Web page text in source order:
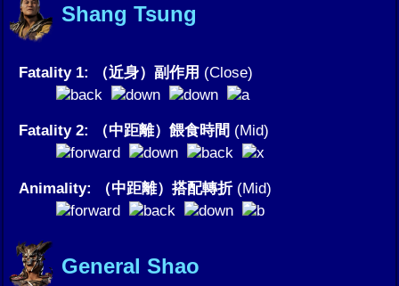
Shang Tsung
Fatality 1: （近身）副作用 (Close)
Fatality 2: （中距離）餵食時間 (Mid)
Animality: （中距離）搭配轉折(Mid)
General Shao